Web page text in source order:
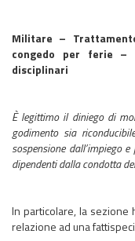
Militare –
congedo per ferie –
disciplinari
È legittimo il diniego di
godimento sia riconduc
sospensione dall’impiego
dipendenti dalla condotta
In particolare, la sezione
relazione ad una